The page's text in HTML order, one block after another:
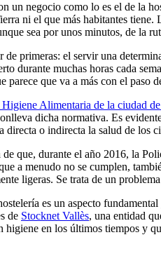
negocio como lo es el de la
ni el que más habitantes
sea por unos minutos, de la
primeras: el servir una
durante muchas horas cada
que va a más con el paso
Alimentaria de la ciudad
dicha normativa. Es
directa o indirecta la salud de los
que, durante el año 2016, la
a menudo no se cumplen,
ligeras. Se trata de un
es un aspecto
de Stocknet Vallès, una entidad
higiene en los últimos tiempos y